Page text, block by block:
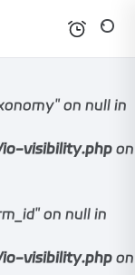
on null in
visibility.php on
on null in
visibility.php on